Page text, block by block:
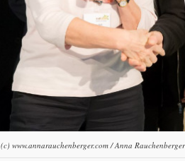
(c) www.annarauchenberger.com / Anna